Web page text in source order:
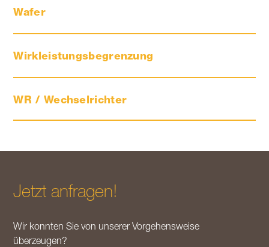
Die Vorteile der Speicher für Photovoltaik-
Lithium-Ionen-Akkumulatoren – die
überzeugende Batterietechnologie
Wafer
Wirkleistungsbegrenzung
WR / Wechselrichter
Jetzt anfragen!
Wir konnten Sie von unserer Vorgehensweise
überzeugen?